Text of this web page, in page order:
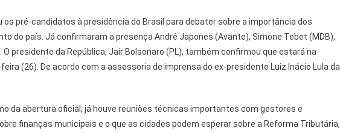
os pré-candidatos à presidência do Brasil para debater sobre a importância dos
do país. Já confirmaram a presença André Japones (Avante), Simone Tebet (MDB),
O presidente da República, Jair Bolsonaro (PL), também confirmou que estará na
(26). De acordo com a assessoria de imprensa do ex-presidente Luiz Inácio Lula da
da abertura oficial, já houve reuniões técnicas importantes com gestores e
finanças municipais e o que as cidades podem esperar sobre a Reforma Tributária,